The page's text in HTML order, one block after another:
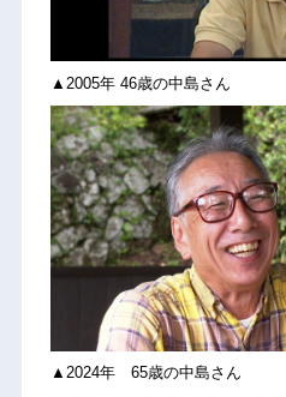
▲2005年 46歳の中島さん
▲2024年 65歳の中島さん